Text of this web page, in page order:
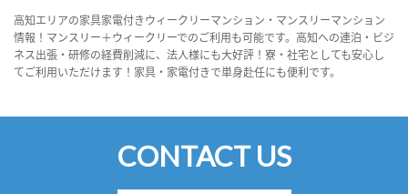
高知エリアの家具家電付きウィークリーマンション・マンスリーマンション
情報！マンスリー＋ウィークリーでのご利用も可能です。高知への連泊・ビジ
ネス出張・研修の経費削減に、法人様にも大好評！寮・社宅としても安心し
てご利用いただけます！家具・家電付きで単身赴任にも便利です。
CONTACT US